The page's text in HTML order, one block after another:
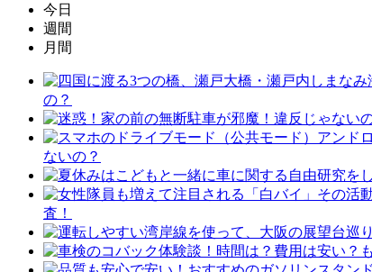
今日
週間
月間
の？
ないの？
査！